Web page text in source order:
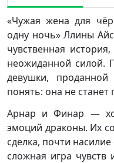
«Чужая жена для
одну ночь» Ллины
чувственная
неожиданной силой.
девушки,
понять: она не
Арнар и Финар —
эмоций драконы. Их
сделка, почти
сложная игра